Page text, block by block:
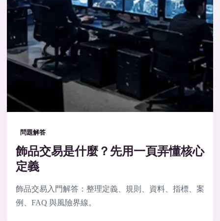
問題解答
飾品交易是什麼？先用一頁弄懂核心
定義
飾品交易入門解答：整理定義、規則、資料、指標、案
例、FAQ 與風險界線。